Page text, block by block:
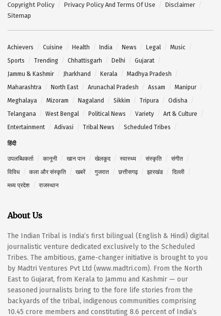
Copyright Policy
Privacy Policy And Terms Of Use
Disclaimer
Sitemap
Achievers Cuisine Health India News Legal
Music
Sports
Trending Chhattisgarh Delhi
Gujarat
Jammu & Kashmir
Jharkhand Kerala
Madhya Pradesh
Maharashtra
North East Arunachal Pradesh Assam
Manipur
Meghalaya
Mizoram Nagaland Sikkim Tripura
Odisha
Telangana
West Bengal Political News Variety
Art & Culture
Entertainment
Adivasi Tribal News Scheduled Tribes
हिंदी
उपलब्धिकर्ता कानूनी खान पान खेलकूद स्वास्थ्य संस्कृति
संगीत
विविध
कला और संस्कृति खबरें गुजरात छत्तीसगढ़ झारखंड
दिल्ली
मध्य प्रदेश
राजस्थान
About Us
The Indian Tribal is India’s first bilingual (English & Hindi) digital
journalistic venture dedicated exclusively to the Scheduled
Tribes. The ambitious, game-changer initiative is brought to you
by Madtri Ventures Pvt Ltd (www.madtri.com). From the North
East to Gujarat, from Kerala to Jammu and Kashmir — our
seasoned journalists bring to the fore life stories from the
backyards of the tribal, indigenous communities comprising
10.45 crore members and constituting 8.6 percent of India’s